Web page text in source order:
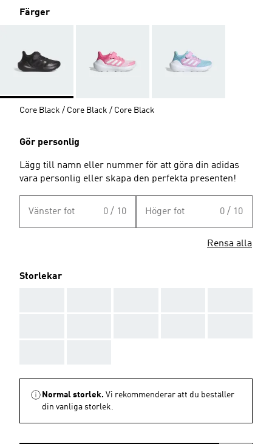
Färger
Core Black / Core Black / Core Black
Gör personlig
Lägg till namn eller nummer för att göra din adidas
vara personlig eller skapa den perfekta presenten!
Vänster fot 0 / 10 Höger fot 0 / 10
Rensa alla
Storlekar
Normal storlek. Vi rekommenderar att du beställer
din vanliga storlek.